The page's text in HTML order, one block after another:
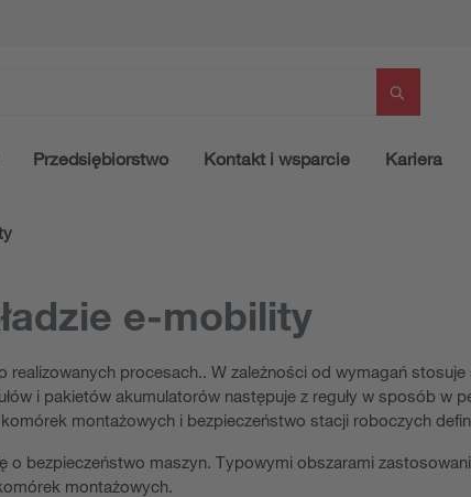
Przedsiębiorstwo Kontakt i wsparcie Kariera
e-mobility
procesach.. W zależności od wymagań stosuje
i pakietów akumulatorów następuje z reguły w sposób w
montażowych i bezpieczeństwo stacji roboczych
o bezpieczeństwo maszyn. Typowymi obszarami
montażowych.